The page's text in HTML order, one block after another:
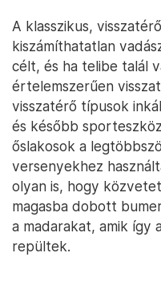
A klasszikus,
kiszámíthatatlan
célt, és ha telibe talál
értelemszerűen
visszatérő típusok
és később
őslakosok a
versenyekhez
olyan is, hogy
magasba dobott
a madarakat, amik
repültek.